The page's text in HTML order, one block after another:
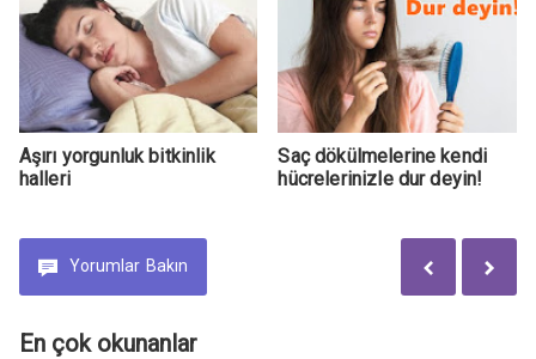
Aşırı yorgunluk bitkinlik
halleri
Saç dökülmelerine kendi
hücrelerinizle dur deyin!
Yorumlar Bakın
En çok okunanlar